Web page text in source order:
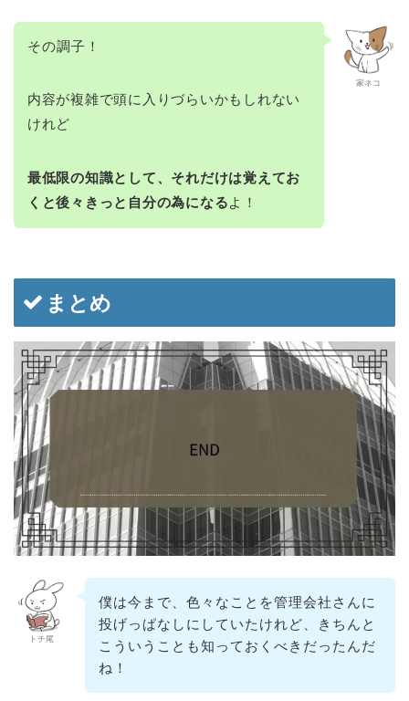
家ネコ
その調子！
内容が複雑で頭に入りづらいかもしれない
けれど
最低限の知識として、それだけは覚えてお
くと後々きっと自分の為になるよ！
まとめ
トチ尾
僕は今まで、色々なことを管理会社さんに
投げっぱなしにしていたけれど、きちんと
こういうことも知っておくべきだったんだ
ね！